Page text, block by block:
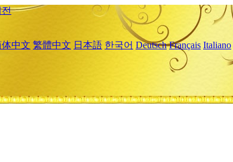
전
中文 繁體中文 日本語 한국어 Deutsch Français Italiano